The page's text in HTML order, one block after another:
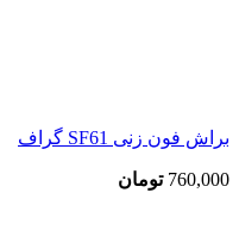
براش فون زنی SF61 گراف
760,000 تومان